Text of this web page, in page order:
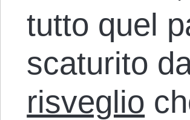
tutto quel
scaturito
risveglio